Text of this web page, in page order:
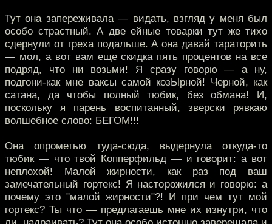
Тут она запереживала — видать, взгляд у меня был
особо страстный. А две ейные товарки тут же тихо
сдернули от греха подальше. А она давай тараторить
— мол, а вот вам еще скидка пять процентов на все
подряд, что ни возьми! Я сразу говорю — а ну,
подгони-как мне ваксы самой козЫрной! Черной, как
сатана, да чтобы полный тюбик, без обмана! И,
поскольку я парень воспитанный, зверски рявкаю
волшебное слово: БЕГОМ!!!
Она опрометью туда-сюда, выдернула откуда-то
тюбик — что твой Копперфильд — и говорит: а вот
неплохой! Малой жирности, как раз под ваш
замечательный гортекс! Я насторожился и говорю: а
почему это "малой жирности"?! И при чем тут мой
гортекс? Ты что — предлагаешь мне их изнутри, что